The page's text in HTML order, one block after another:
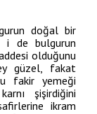
doğal bir
i de bulgurun
olduğunu
güzel, fakat
fakir yemeği
şişirdiğini
ikram